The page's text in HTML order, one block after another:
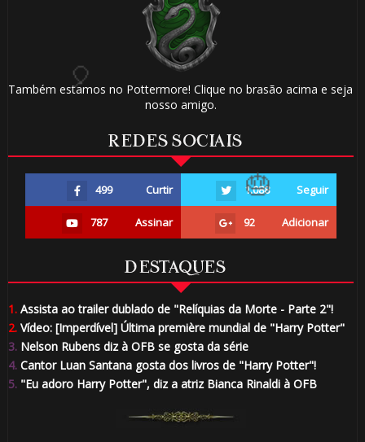
Também estamos no Pottermore! Clique no brasão acima e seja
nosso amigo.
REDES SOCIAIS
499 Curtir 1.088 Seguir
787 Assinar 92 Adicionar
DESTAQUES
1.Assista ao trailer dublado de "Relíquias da Morte - Parte 2"!
2.Vídeo: [Imperdível] Última première mundial de "Harry Potter"
3.Nelson Rubens diz à OFB se gosta da série
4.Cantor Luan Santana gosta dos livros de "Harry Potter"!
5."Eu adoro Harry Potter", diz a atriz Bianca Rinaldi à OFB
🎈
1️⃣ 8️⃣
⚡
🎈
🎂